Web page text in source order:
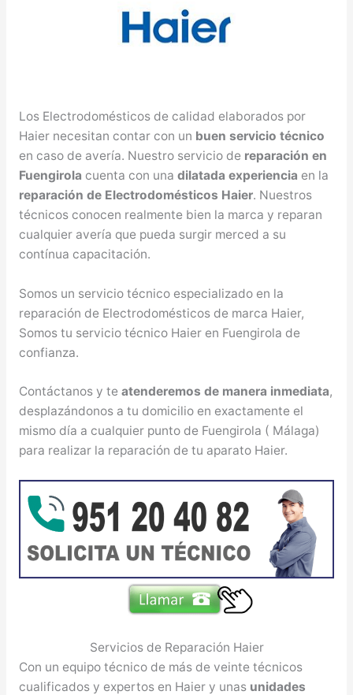
Los Electrodomésticos de calidad elaborados por
Haier necesitan contar con un buen servicio técnico
en caso de avería. Nuestro servicio de reparación en
Fuengirola cuenta con una dilatada experiencia en la
reparación de Electrodomésticos Haier. Nuestros
técnicos conocen realmente bien la marca y reparan
cualquier avería que pueda surgir merced a su
contínua capacitación.
Somos un servicio técnico especializado en la
reparación de Electrodomésticos de marca Haier,
Somos tu servicio técnico Haier en Fuengirola de
confianza.
Contáctanos y te atenderemos de manera inmediata,
desplazándonos a tu domicilio en exactamente el
mismo día a cualquier punto de Fuengirola ( Málaga)
para realizar la reparación de tu aparato Haier.
Servicios de Reparación Haier
Con un equipo técnico de más de veinte técnicos
cualificados y expertos en Haier y unas unidades